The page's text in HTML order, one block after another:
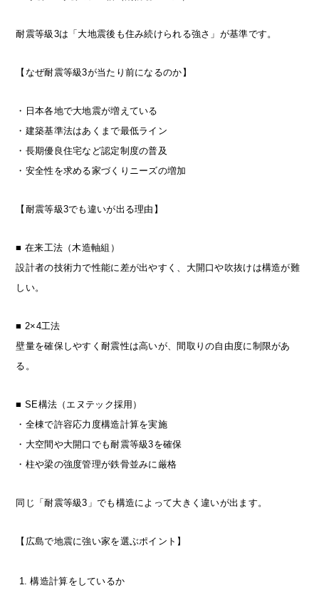
耐震等級3は「大地震後も住み続けられる強さ」が基準です。
【なぜ耐震等級3が当たり前になるのか】
・日本各地で大地震が増えている
・建築基準法はあくまで最低ライン
・長期優良住宅など認定制度の普及
・安全性を求める家づくりニーズの増加
【耐震等級3でも違いが出る理由】
■ 在来工法（木造軸組）
設計者の技術力で性能に差が出やすく、大開口や吹抜けは構造が難
しい。
■ 2×4工法
壁量を確保しやすく耐震性は高いが、間取りの自由度に制限があ
る。
■ SE構法（エヌテック採用）
・全棟で許容応力度構造計算を実施
・大空間や大開口でも耐震等級3を確保
・柱や梁の強度管理が鉄骨並みに厳格
同じ「耐震等級3」でも構造によって大きく違いが出ます。
【広島で地震に強い家を選ぶポイント】
構造計算をしているか